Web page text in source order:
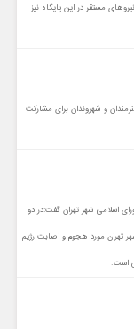
مستقر در این پایگاه نیز
و شهروندان برای مشارکت
اسلامی شهر تهران گفت:در دو
تهران مورد هجوم و اصابت رژیم
است.